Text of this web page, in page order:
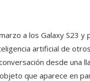
a los Galaxy S23
artificial de
desde una
que aparece en